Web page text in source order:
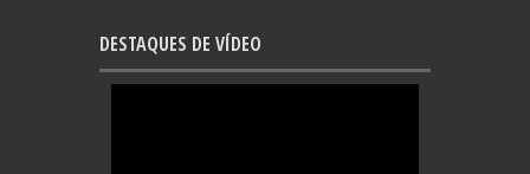
DESTAQUES DE VÍDEO